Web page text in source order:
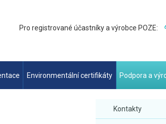
Pro registrované účastníky a výrobce POZE:
Environmentální certifikáty Podpora a
Kontakty